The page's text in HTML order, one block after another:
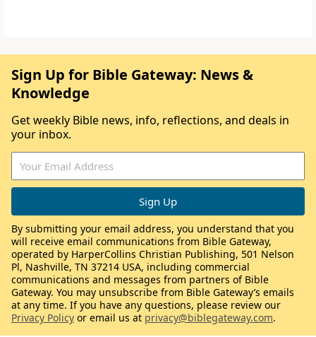
Sign Up for Bible Gateway: News &
Knowledge
Get weekly Bible news, info, reflections, and deals in
your inbox.
By submitting your email address, you understand that you
will receive email communications from Bible Gateway,
operated by HarperCollins Christian Publishing, 501 Nelson
Pl, Nashville, TN 37214 USA, including commercial
communications and messages from partners of Bible
Gateway. You may unsubscribe from Bible Gateway’s emails
at any time. If you have any questions, please review our
Privacy Policy or email us at privacy@biblegateway.com.